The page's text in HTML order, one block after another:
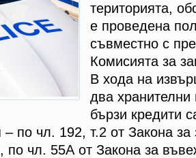
територията,
е проведена
съвместно с
Комисията за
В хода на
два хранителни
бързи кредити
по чл. 192, т.2 от Закона за
по чл. 55А от Закона за